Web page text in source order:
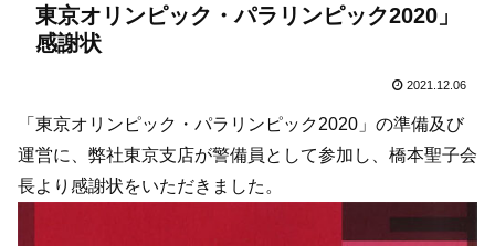
東京オリンピック・パラリンピック2020」
感謝状
2021.12.06
「東京オリンピック・パラリンピック2020」の準備及び
運営に、弊社東京支店が警備員として参加し、橋本聖子会
長より感謝状をいただきました。